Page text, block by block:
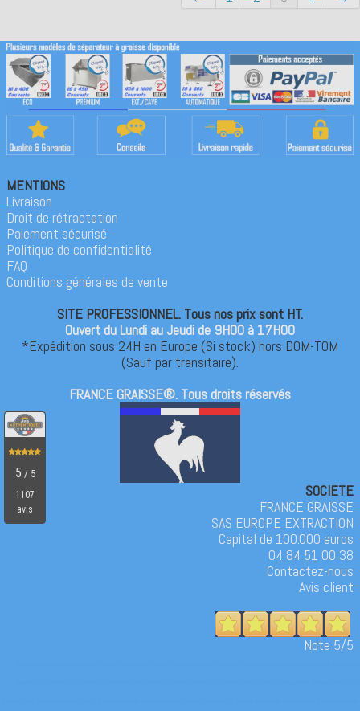
MENTIONS
Livraison
Droit de rétractation
Paiement sécurisé
Politique de confidentialité
FAQ
Conditions générales de vente
SITE PROFESSIONNEL. Tous nos prix sont HT.
Ouvert du Lundi au Jeudi de 9H00 à 17H00
*Expédition sous 24H en Europe (Si stock) hors DOM-TOM
(Sauf par transitaire).
FRANCE GRAISSE®. Tous droits réservés
SOCIETE
FRANCE GRAISSE
SAS EUROPE EXTRACTION
Capital de 100.000 euros
04 84 51 00 38
Contactez-nous
Avis client
Note 5/5